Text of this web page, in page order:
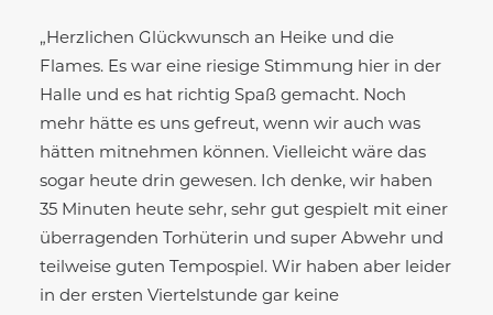
„Herzlichen Glückwunsch an Heike und die
Flames. Es war eine riesige Stimmung hier in der
Halle und es hat richtig Spaß gemacht. Noch
mehr hätte es uns gefreut, wenn wir auch was
hätten mitnehmen können. Vielleicht wäre das
sogar heute drin gewesen. Ich denke, wir haben
35 Minuten heute sehr, sehr gut gespielt mit einer
überragenden Torhüterin und super Abwehr und
teilweise guten Tempospiel. Wir haben aber leider
in der ersten Viertelstunde gar keine